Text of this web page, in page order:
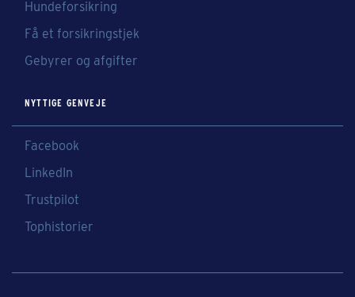
Hundeforsikring
Få et forsikringstjek
Gebyrer og afgifter
NYTTIGE GENVEJE
Facebook
LinkedIn
Trustpilot
Tophistorier